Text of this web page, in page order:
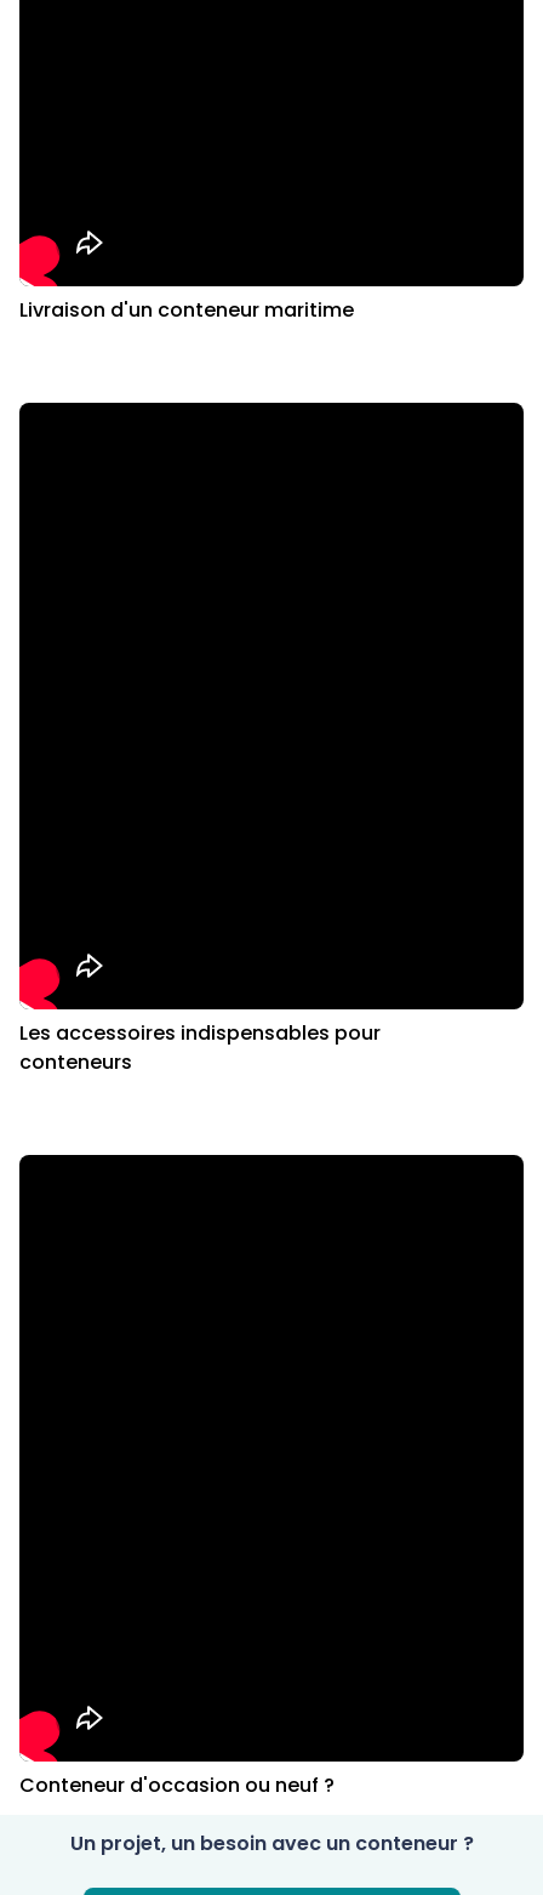
Livraison d'un conteneur maritime
Les accessoires indispensables pour
conteneurs
Conteneur d'occasion ou neuf ?
Un projet, un besoin avec un conteneur ?